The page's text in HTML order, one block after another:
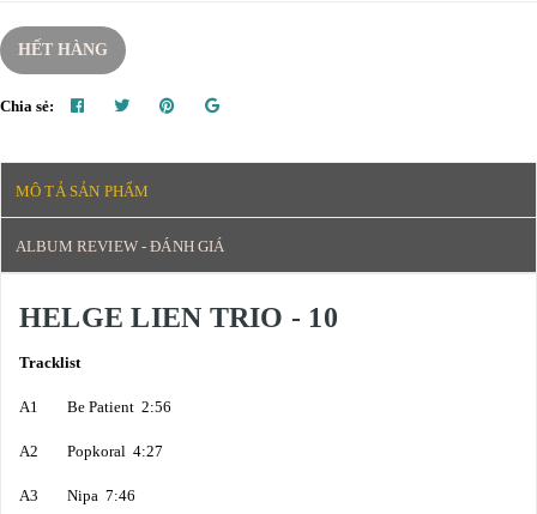
HẾT HÀNG
Chia sẻ:
MÔ TẢ SẢN PHẨM
ALBUM REVIEW - ĐÁNH GIÁ
HELGE LIEN TRIO - 10
Tracklist
A1 Be Patient 2:56
A2 Popkoral 4:27
A3 Nipa 7:46